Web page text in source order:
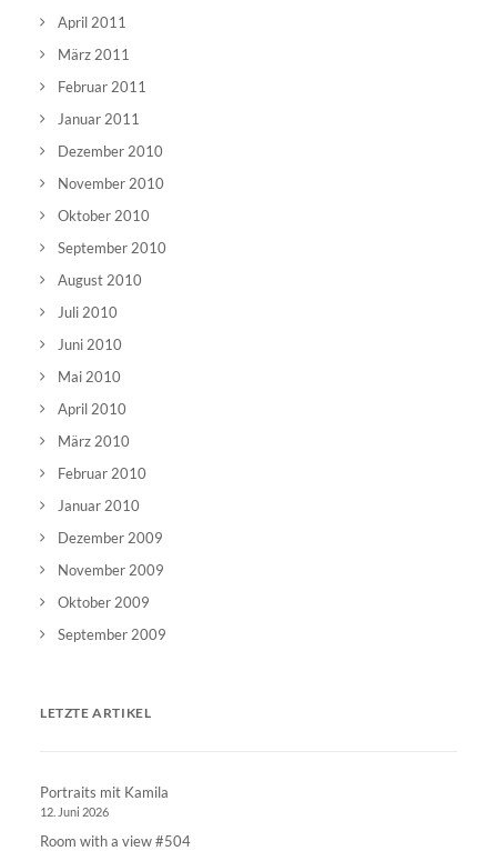
April 2011
März 2011
Februar 2011
Januar 2011
Dezember 2010
November 2010
Oktober 2010
September 2010
August 2010
Juli 2010
Juni 2010
Mai 2010
April 2010
März 2010
Februar 2010
Januar 2010
Dezember 2009
November 2009
Oktober 2009
September 2009
LETZTE ARTIKEL
Portraits mit Kamila
12. Juni 2026
Room with a view #504